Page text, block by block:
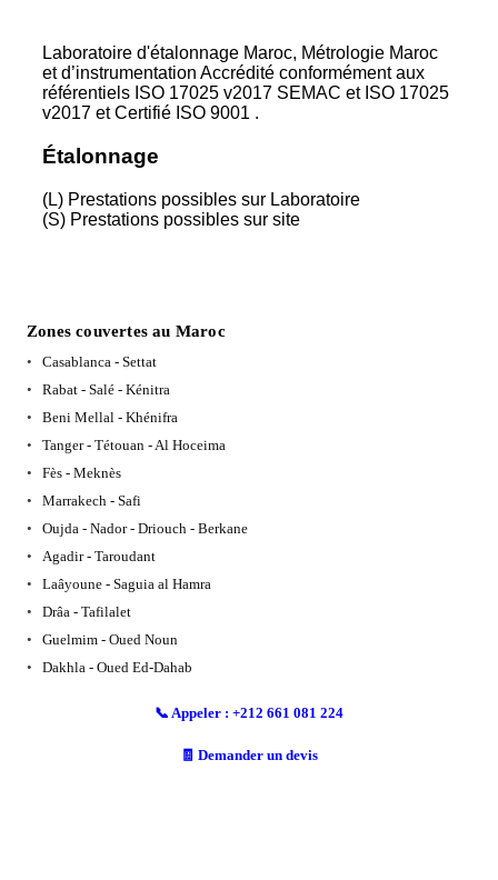
Laboratoire d'étalonnage Maroc, Métrologie Maroc
et d’instrumentation Accrédité conformément aux
référentiels ISO 17025 v2017 SEMAC et ISO 17025
v2017 et Certifié ISO 9001 .
Étalonnage
(L) Prestations possibles sur Laboratoire
(S) Prestations possibles sur site
Zones couvertes au Maroc
Casablanca - Settat
Rabat - Salé - Kénitra
Beni Mellal - Khénifra
Tanger - Tétouan - Al Hoceima
Fès - Meknès
Marrakech - Safi
Oujda - Nador - Driouch - Berkane
Agadir - Taroudant
Laâyoune - Saguia al Hamra
Drâa - Tafilalet
Guelmim - Oued Noun
Dakhla - Oued Ed-Dahab
📞 Appeler : +212 661 081 224
🧾 Demander un devis